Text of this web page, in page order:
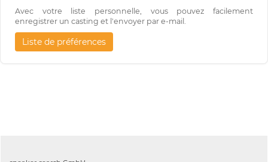
Avec votre liste personnelle, vous pouvez facilement
enregistrer un casting et l'envoyer par e-mail.
Liste de préférences